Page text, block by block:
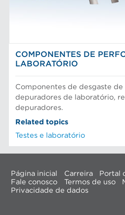
COMPONENTES DE
LABORATÓRIO
Componentes de desgaste
depuradores de laboratório,
depuradores.
Related topics
Testes e laboratório
Página inicial Carreira
Portal
Fale conosco
Termos de uso
Privacidade de dados